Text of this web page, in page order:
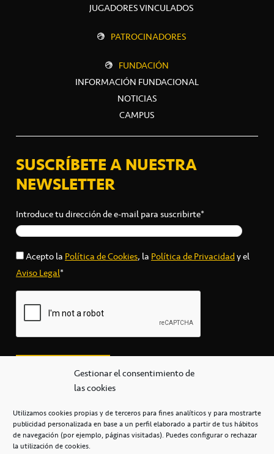
Gestionar el consentimiento de
las cookies
Utilizamos cookies propias y de terceros para fines analíticos y para mostrarte
publicidad personalizada en base a un perfil elaborado a partir de tus hábitos
de navegación (por ejemplo, páginas visitadas). Puedes configurar o rechazar
la utilización de cookies.
JUGADORES VINCULADOS
PATROCINADORES
FUNDACIÓN
INFORMACIÓN FUNDACIONAL
NOTICIAS
CAMPUS
SUSCRÍBETE A NUESTRA
NEWSLETTER
Introduce tu dirección de e-mail para suscribirte*
Acepto laPolítica de Cookies, laPolítica de Privacidady el
Aviso Legal*
secretaria@cbcanarias.es
+34 922 253 684